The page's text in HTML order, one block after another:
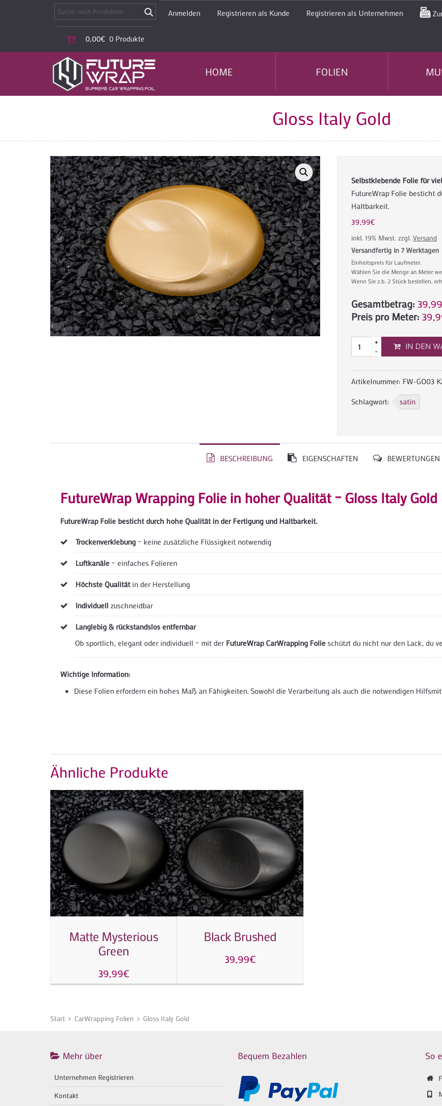
Anmelden Registrieren als Kunde Registrieren als Unternehmen
0,00€ 0 Produkte
HOME FOLIEN
Gloss Italy Gold
Selbstklebende Folie für
FutureWrap Folie besticht
Haltbarkeit.
39,99€
inkl. 19% Mwst. zzgl. Versand
Versandfertig in 7 Werktagen
Einheitspreis für Laufmeter.
Wählen Sie die Menge an Meter
Wenn Sie z.b. 2 Stück bestellen,
Gesamtbetrag: 39,99
Preis pro Meter:
IN DEN
Artikelnummer: FW-GO03
Schlagwort: satin
BESCHREIBUNG EIGENSCHAFTEN BEWERTUNGEN
FutureWrap Wrapping Folie in hoher Qualität – Gloss Italy Gold
FutureWrap Folie besticht durch hohe Qualität in der Fertigung und Haltbarkeit.
Trockenverklebung – keine zusätzliche Flüssigkeit notwendig
Luftkanäle – einfaches Folieren
Höchste Qualitätin der Herstellung
Individuell zuschneidbar
Langlebig & rückstandslos entfernbar
Ob sportlich, elegant oder individuell – mit der FutureWrap CarWrapping Folie schützt du nicht nur den Lack, du
Wichtige Information:
Diese Folien erfordern ein hohes Maß an Fähigkeiten. Sowohl die Verarbeitung als auch die notwendigen
Ähnliche Produkte
Matte Mysterious
Green
39,99€
Black Brushed
39,99€
Start CarWrapping Folien Gloss Italy Gold
Mehr über
Unternehmen Registrieren
Kontakt
Bequem Bezahlen So